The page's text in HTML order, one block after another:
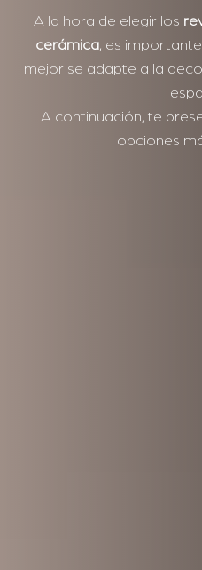
A la hora de elegir los
cerámica, es
mejor se adapte a la
A continuación, te
opciones